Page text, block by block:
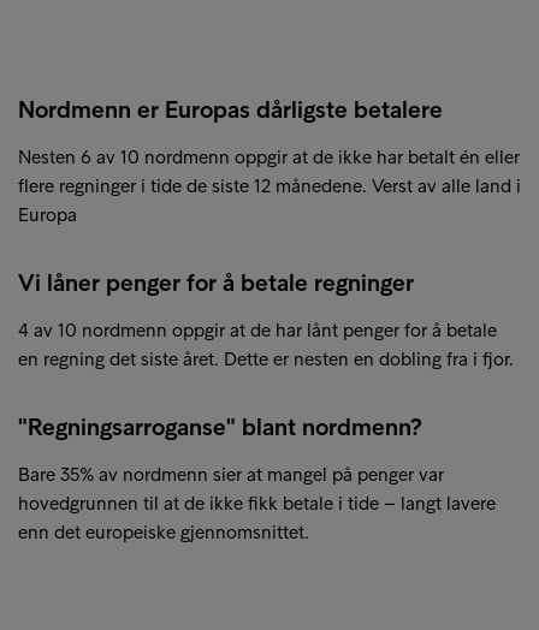
Nordmenn er Europas dårligste betalere
Nesten 6 av 10 nordmenn oppgir at de ikke har betalt én eller
flere regninger i tide de siste 12 månedene. Verst av alle land i
Europa
Vi låner penger for å betale regninger
4 av 10 nordmenn oppgir at de har lånt penger for å betale
en regning det siste året. Dette er nesten en dobling fra i fjor.
"Regningsarroganse" blant nordmenn?
Bare 35% av nordmenn sier at mangel på penger var
hovedgrunnen til at de ikke fikk betale i tide – langt lavere
enn det europeiske gjennomsnittet.